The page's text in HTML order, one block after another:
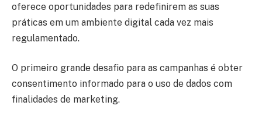
oferece oportunidades para redefinirem as suas
práticas em um ambiente digital cada vez mais
regulamentado.
O primeiro grande desafio para as campanhas é obter
consentimento informado para o uso de dados com
finalidades de marketing.